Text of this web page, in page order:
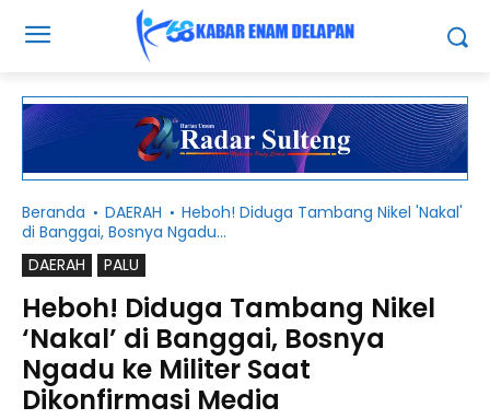
Beranda DAERAH
Heboh! Diduga Tambang Nikel 'Nakal'
di Banggai, Bosnya Ngadu...
DAERAH
PALU
Heboh! Diduga Tambang Nikel
‘Nakal’ di Banggai, Bosnya
Ngadu ke Militer Saat
Dikonfirmasi Media